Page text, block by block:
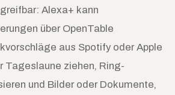
Alexa+ kann
über OpenTable
aus Spotify oder Apple
Tageslaune ziehen, Ring-
und Bilder oder Dokumente,